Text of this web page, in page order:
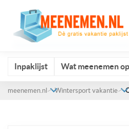
Inpaklijst Wat meenemen
meenemen.nl Wintersport vakantie